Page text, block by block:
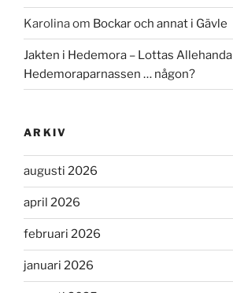
Karolinaom Bockar och annat i Gävle
Jakten i Hedemora – Lottas Allehanda
Hedemoraparnassen … någon?
ARKIV
augusti 2026
april 2026
februari 2026
januari 2026